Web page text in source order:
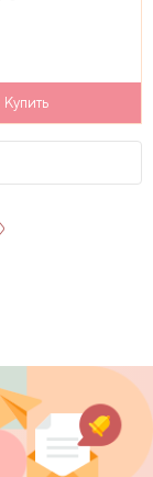
Купить